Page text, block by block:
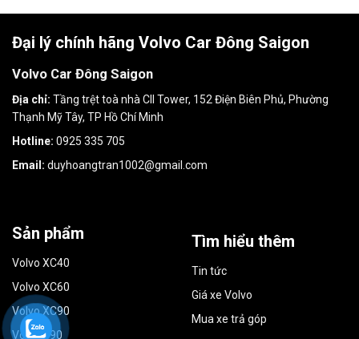
Đại lý chính hãng Volvo Car Đông Saigon
Volvo Car Đông Saigon
Địa chỉ: Tầng trệt toà nhà CII Tower, 152 Điện Biên Phủ, Phường
Thạnh Mỹ Tây, TP Hồ Chí Minh
Hotline: 0925 335 705
Email: duyhoangtran1002@gmail.com
Sản phẩm
Volvo XC40
Volvo XC60
Volvo XC90
Volvo S90
Tìm hiểu thêm
Tin tức
Giá xe Volvo
Mua xe trả góp